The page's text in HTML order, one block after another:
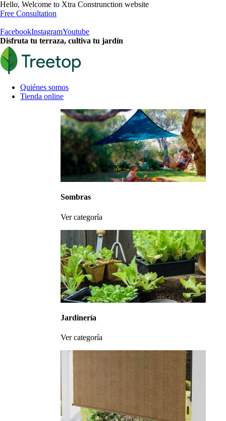
Hello, Welcome to Xtra Construnction website
Free Consultation
FacebookInstagramYoutube
Disfruta tu terraza, cultiva tu jardín
Quiénes somos
Tienda online
Sombras
Ver categoría
Jardinería
Ver categoría